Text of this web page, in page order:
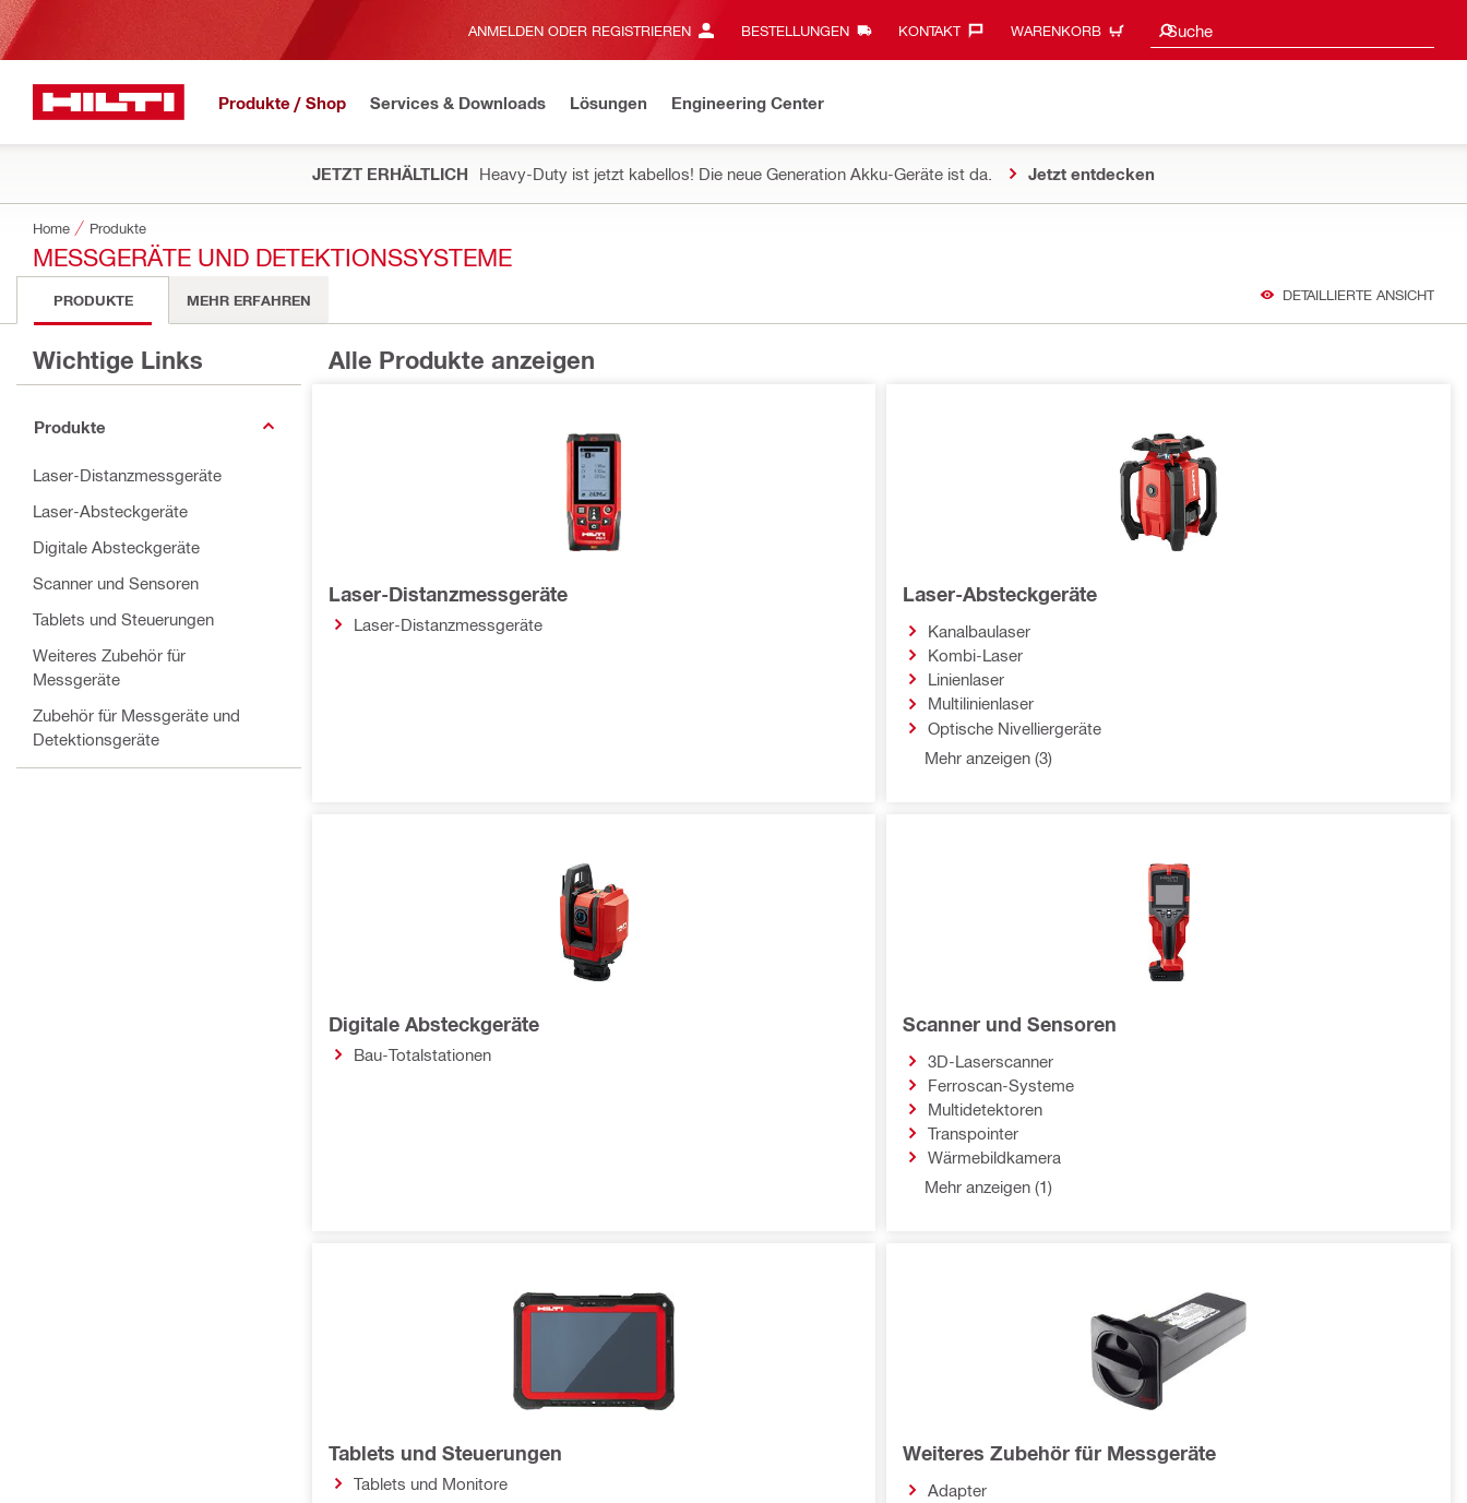
ANMELDEN ODER REGISTRIEREN BESTELLUNGEN KONTAKT‎ WARENKORB Suche
Suchvorschläge
Produkte / Shop Services & Downloads Lösungen Engineering Center
JETZT ERHÄLTLICH Heavy-Duty ist jetzt kabellos! Die neue Generation Akku-Geräte ist da. Jetzt entdecken
Home Produkte
MESSGERÄTE UND DETEKTIONSSYSTEME
PRODUKTE MEHR ERFAHREN DETAILLIERTE ANSICHT
Wichtige Links
Produkte
Laser-Distanzmessgeräte
Laser-Absteckgeräte
Digitale Absteckgeräte
Scanner und Sensoren
Tablets und Steuerungen
Weiteres Zubehör für
Messgeräte
Zubehör für Messgeräte und
Detektionsgeräte
Alle Produkte anzeigen
Laser-Distanzmessgeräte
Laser-Distanzmessgeräte
Laser-Absteckgeräte
Kanalbaulaser
Kombi-Laser
Linienlaser
Multilinienlaser
Optische Nivelliergeräte
Mehr anzeigen (3)
Digitale Absteckgeräte
Bau-Totalstationen
Scanner und Sensoren
3D-Laserscanner
Ferroscan-Systeme
Multidetektoren
Transpointer
Wärmebildkamera
Mehr anzeigen (1)
Tablets und Steuerungen
Tablets und Monitore
Weiteres Zubehör für Messgeräte
Adapter